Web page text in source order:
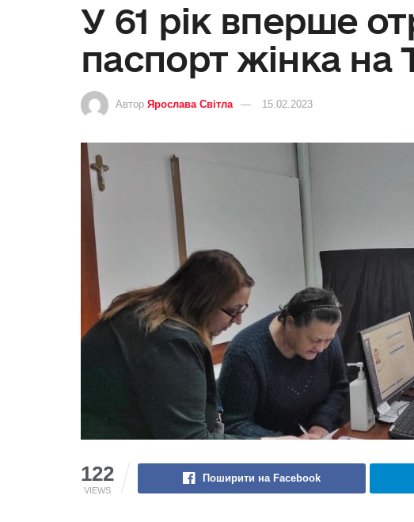
У 61 рік вперше
паспорт жінка на
Автор Ярослава Світла 15.02.2023
122
VIEWS
Поширити на Facebook